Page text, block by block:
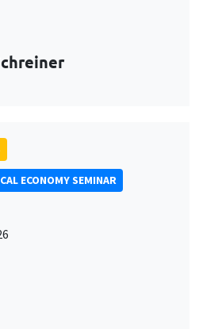
ECONOMY SEMINAR